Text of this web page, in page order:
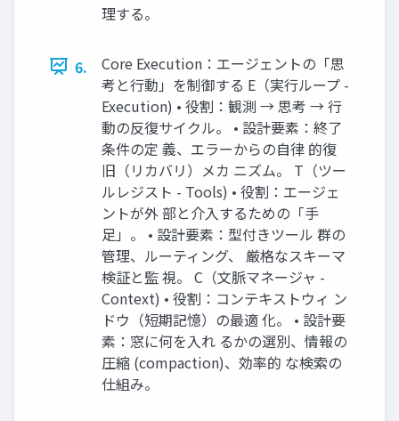
理する。
6.
Core Execution：エージェントの「思
考と行動」を制御する E（実行ループ -
Execution) • 役割：観測 → 思考 → 行
動の反復サイクル。 • 設計要素：終了
条件の定 義、エラーからの自律 的復
旧（リカバリ）メカ ニズム。 T（ツー
ルレジスト - Tools) • 役割：エージェ
ントが外 部と介入するための「手
足」。 • 設計要素：型付きツール 群の
管理、ルーティング、 厳格なスキーマ
検証と監 視。 C（文脈マネージャ -
Context) • 役割：コンテキストウィ ン
ドウ（短期記憶）の最適 化。 • 設計要
素：窓に何を入れ るかの選別、情報の
圧縮 (compaction)、効率的 な検索の
仕組み。